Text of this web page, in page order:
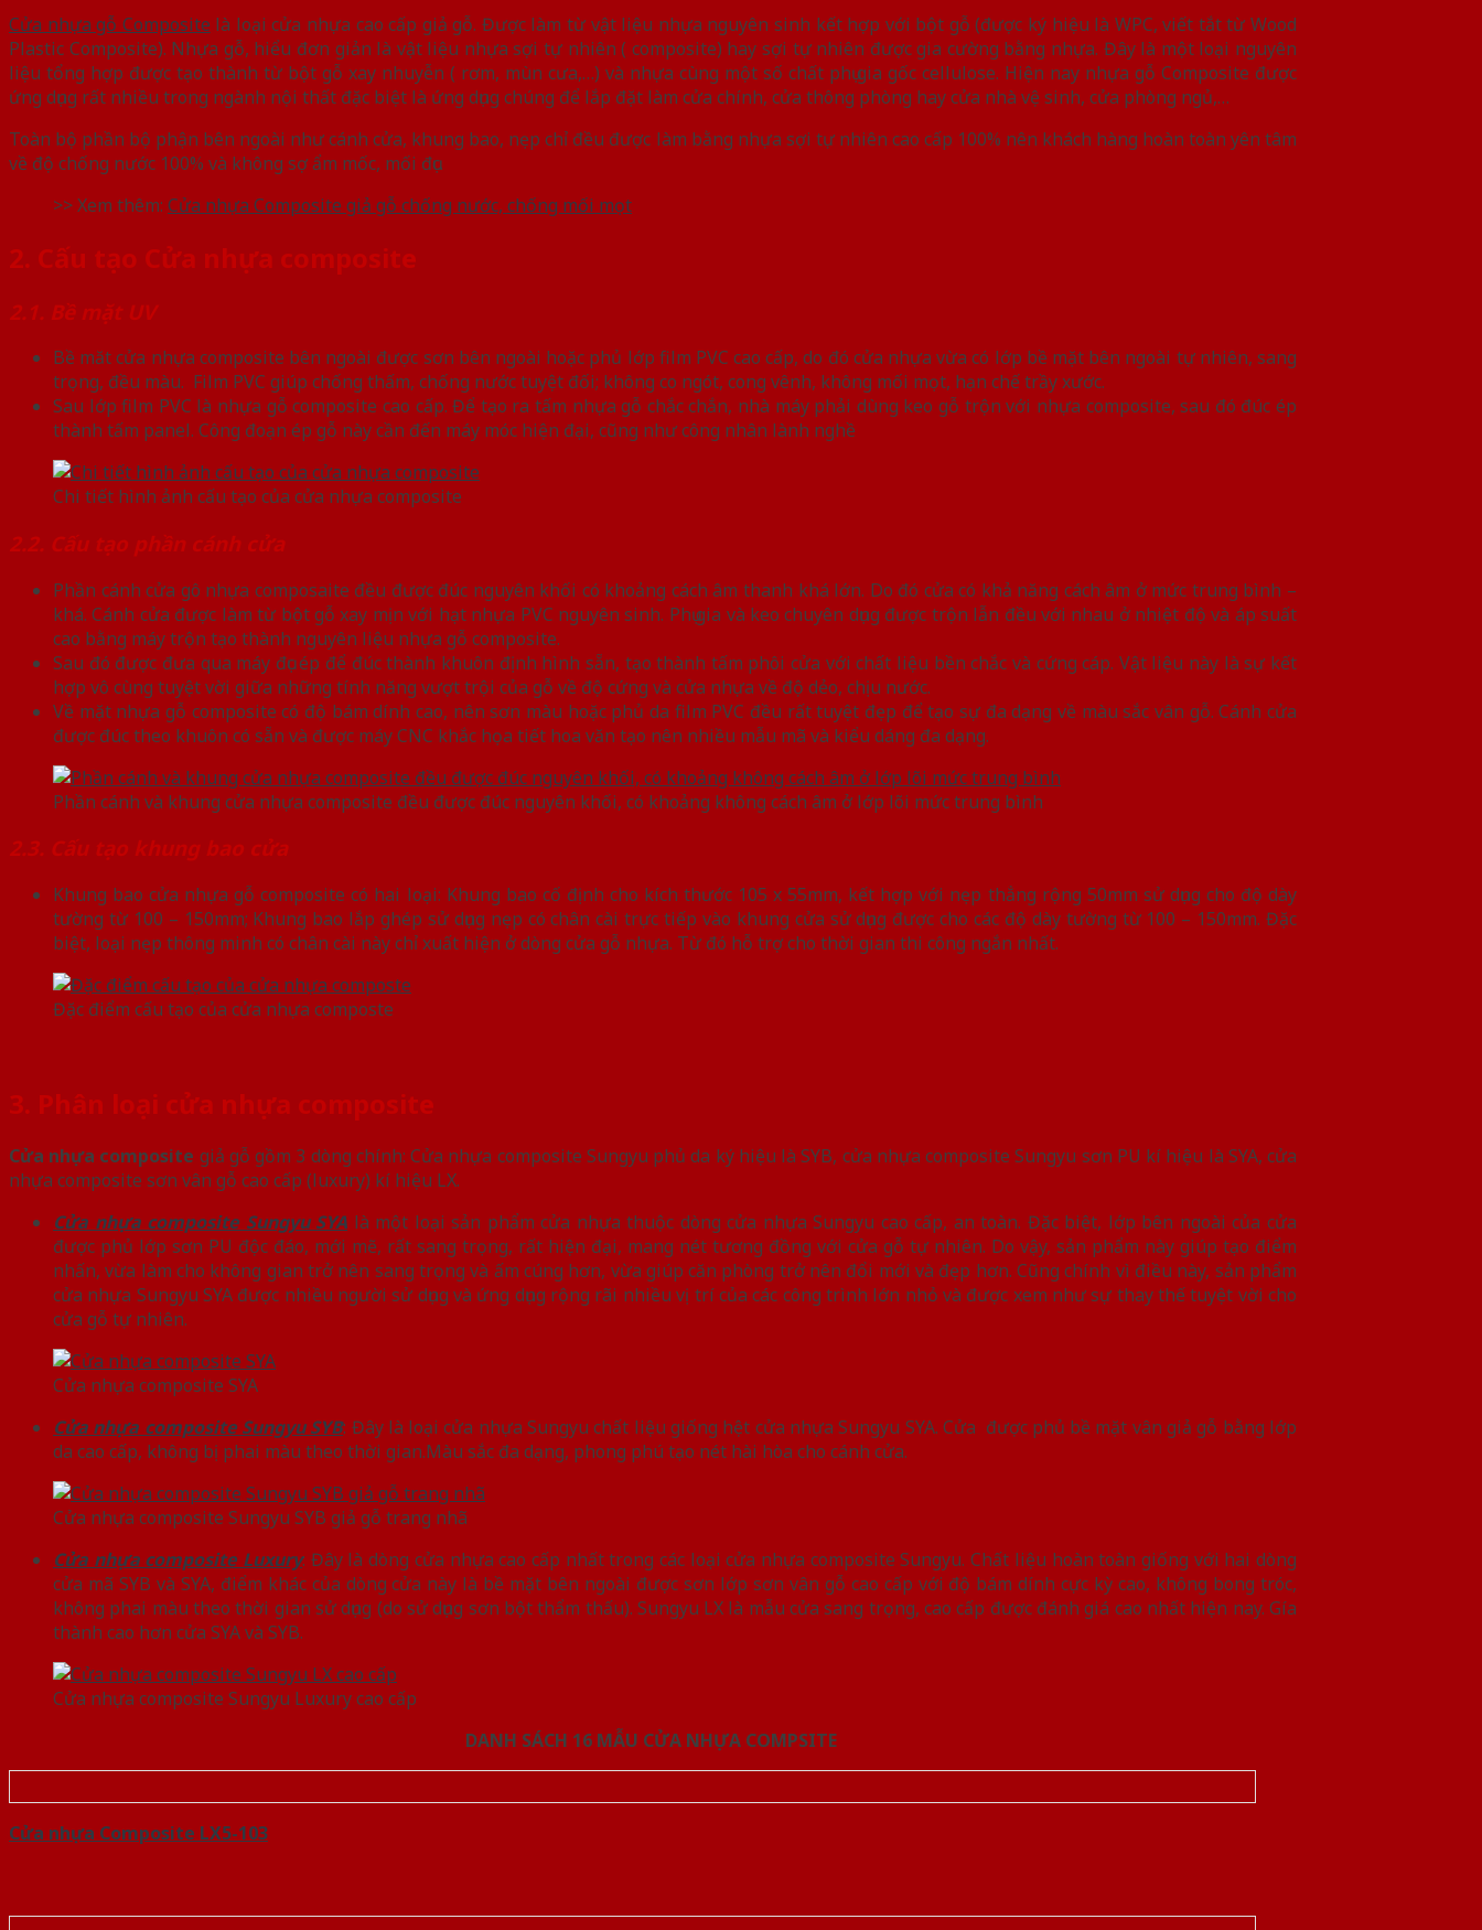
Cửa nhựa gỗ Composite là loại cửa nhựa cao cấp giả gỗ. Được làm từ vật liệu nhựa nguyên sinh kết hợp với bột gỗ (được ký hiệu là WPC, viết tắt từ Wood
Plastic Composite). Nhựa gỗ, hiểu đơn giản là vật liệu nhựa sợi tự nhiên ( composite) hay sợi tự nhiên được gia cường bằng nhựa. Đây là một loại nguyên
liệu tổng hợp được tạo thành từ bột gỗ xay nhuyễn ( rơm, mùn cưa,…) và nhựa cùng một số chất phụ gia gốc cellulose. Hiện nay nhựa gỗ Composite được
ứng dụng rất nhiều trong ngành nội thất đặc biệt là ứng dụng chúng để lắp đặt làm cửa chính, cửa thông phòng hay cửa nhà vệ sinh, cửa phòng ngủ,…
Toàn bộ phần bộ phận bên ngoài như cánh cửa, khung bao, nẹp chỉ đều được làm bằng nhựa sợi tự nhiên cao cấp 100% nên khách hàng hoàn toàn yên tâm
về độ chống nước 100% và không sợ ẩm mốc, mối đục.
>> Xem thêm: Cửa nhựa Composite giả gỗ chống nước, chống mối mọt
2. Cấu tạo Cửa nhựa composite
2.1. Bề mặt UV
Bề măt cửa nhựa composite bên ngoài được sơn bên ngoài hoặc phủ lớp film PVC cao cấp, do đó cửa nhựa vừa có lớp bề mặt bên ngoài tự nhiên, sang
trọng, đều màu. Film PVC giúp chống thấm, chống nước tuyệt đối; không co ngót, cong vênh, không mối mọt, hạn chế trầy xước.
Sau lớp film PVC là nhựa gỗ composite cao cấp. Để tạo ra tấm nhựa gỗ chắc chắn, nhà máy phải dùng keo gỗ trộn với nhựa composite, sau đó đúc ép
thành tấm panel. Công đoạn ép gỗ này cần đến máy móc hiện đại, cũng như công nhân lành nghề
Chi tiết hình ảnh cấu tạo của cửa nhựa composite
2.2. Cấu tạo phần cánh cửa
Phần cánh cửa gô nhựa composaite đều được đúc nguyên khối có khoảng cách âm thanh khá lớn. Do đó cửa có khả năng cách âm ở mức trung bình –
khá. Cánh cửa được làm từ bột gỗ xay mịn với hạt nhựa PVC nguyên sinh. Phụ gia và keo chuyên dụng được trộn lẫn đều với nhau ở nhiệt độ và áp suất
cao bằng máy trộn tạo thành nguyên liệu nhựa gỗ composite.
Sau đó được đưa qua máy đục ép để đúc thành khuôn định hình sẵn, tạo thành tấm phôi cửa với chất liệu bền chắc và cứng cáp. Vật liệu này là sự kết
hợp vô cùng tuyệt vời giữa những tính năng vượt trội của gỗ về độ cứng và cửa nhựa về độ dẻo, chịu nước.
Về mặt nhựa gỗ composite có độ bám dính cao, nên sơn màu hoặc phủ da film PVC đều rất tuyệt đẹp để tạo sự đa dạng về màu sắc vân gỗ. Cánh cửa
được đúc theo khuôn có sẵn và được máy CNC khắc họa tiết hoa văn tạo nên nhiều mẫu mã và kiểu dáng đa dạng.
Phần cánh và khung cửa nhựa composite đều được đúc nguyên khối, có khoảng không cách âm ở lớp lõi mức trung bình
2.3. Cấu tạo khung bao cửa
Khung bao cửa nhựa gỗ composite có hai loại: Khung bao cố định cho kích thước 105 x 55mm, kết hợp với nẹp thẳng rộng 50mm sử dụng cho độ dày
tường từ 100 – 150mm; Khung bao lắp ghép sử dụng nẹp có chân cài trực tiếp vào khung cửa sử dụng được cho các độ dày tường từ 100 – 150mm. Đặc
biệt, loại nẹp thông minh có chân cài này chỉ xuất hiện ở dòng cửa gỗ nhựa. Từ đó hỗ trợ cho thời gian thi công ngắn nhất.
Đặc điểm cấu tạo của cửa nhựa composte
3. Phân loại cửa nhựa composite
Cửa nhựa composite giả gỗ gồm 3 dòng chính: Cửa nhựa composite Sungyu phủ da ký hiệu là SYB, cửa nhựa composite Sungyu sơn PU kí hiệu là SYA, cửa
nhựa composite sơn vân gỗ cao cấp (luxury) kí hiệu LX.
Cửa nhựa composite Sungyu SYA là một loại sản phẩm cửa nhựa thuộc dòng cửa nhựa Sungyu cao cấp, an toàn. Đặc biệt, lớp bên ngoài của cửa
được phủ lớp sơn PU độc đáo, mới mẽ, rất sang trọng, rất hiện đại, mang nét tương đồng với cửa gỗ tự nhiên. Do vậy, sản phẩm này giúp tạo điểm
nhấn, vừa làm cho không gian trở nên sang trọng và ấm cúng hơn, vừa giúp căn phòng trở nên đổi mới và đẹp hơn. Cũng chính vì điều này, sản phẩm
cửa nhựa Sungyu SYA được nhiều người sử dụng và ứng dụng rộng rãi nhiều vị trí của các công trình lớn nhỏ và được xem như sự thay thế tuyệt vời cho
cửa gỗ tự nhiên.
Cửa nhựa composite SYA
Cửa nhựa composite Sungyu SYB: Đây là loại cửa nhựa Sungyu chất liệu giống hệt cửa nhựa Sungyu SYA. Cửa được phủ bề mặt vân giả gỗ bằng lớp
da cao cấp, không bị phai màu theo thời gian.Màu sắc đa dạng, phong phú tạo nét hài hòa cho cánh cửa.
Cửa nhựa composite Sungyu SYB giả gỗ trang nhã
Cửa nhựa composite Luxury: Đây là dòng cửa nhựa cao cấp nhất trong các loại cửa nhựa composite Sungyu. Chất liệu hoàn toàn giống với hai dòng
cửa mã SYB và SYA, điểm khác của dòng cửa này là bề mặt bên ngoài được sơn lớp sơn vân gỗ cao cấp với độ bám dính cực kỳ cao, không bong tróc,
không phai màu theo thời gian sử dụng (do sử dụng sơn bột thẩm thấu). Sungyu LX là mẫu cửa sang trọng, cao cấp được đánh giá cao nhất hiện nay. Gía
thành cao hơn cửa SYA và SYB.
Cửa nhựa composite Sungyu Luxury cao cấp
DANH SÁCH 16 MẪU CỬA NHỰA COMPSITE
Cửa nhựa Composite LX5-103